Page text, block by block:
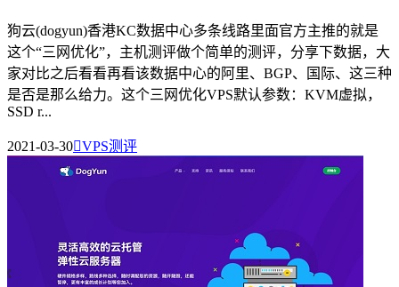
狗云(dogyun)香港KC数据中心多条线路里面官方主推的就是
这个“三网优化”，主机测评做个简单的测评，分享下数据，大
家对比之后看看再看该数据中心的阿里、BGP、国际、这三种
是否是那么给力。这个三网优化VPS默认参数：KVM虚拟，
SSD r...
2021-03-30VPS测评